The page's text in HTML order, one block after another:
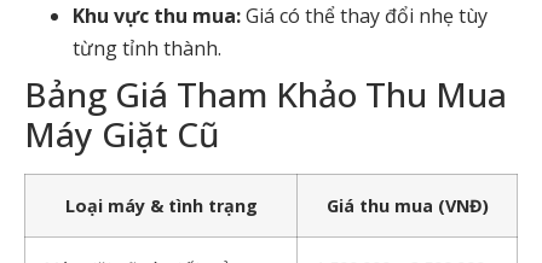
Khu vực thu mua:Giá có thể thay đổi nhẹ tùy
từng tỉnh thành.
Bảng Giá Tham Khảo Thu Mua
Máy Giặt Cũ
Loại máy & tình trạng Giá thu mua (VNĐ)